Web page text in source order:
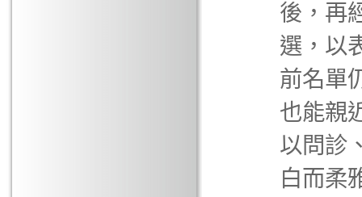
後，再
選，以
前名單
也能親
以問診
白而柔